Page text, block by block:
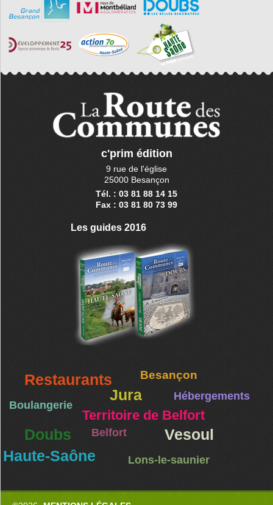
c'prim édition
9 rue de l'église
25000 Besançon
Tél. : 03 81 88 14 15
Fax : 03 81 80 73 99
Les guides 2016
Restaurants Besançon
Jura Hébergements
Boulangerie
Territoire de Belfort
Doubs Belfort
Vesoul
Haute-Saône
Lons-le-saunier